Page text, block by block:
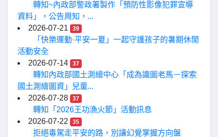
轉知~內政部警政署製作「預防性影像犯罪宣導
資料」，公告周知，...
2026-07-21
39
「快樂運動·平安一夏」一起守護孩子的暑期休閒
活動安全
2026-07-14
37
轉知內政部國土測繪中心「成為識圖老馬－探索
國土測繪圖資」兒童...
2026-07-28
37
轉知「2026王功漁火節」活動訊息
2026-07-22
35
拒絕毒駕走平安的路，別讓幻覺掌握方向盤